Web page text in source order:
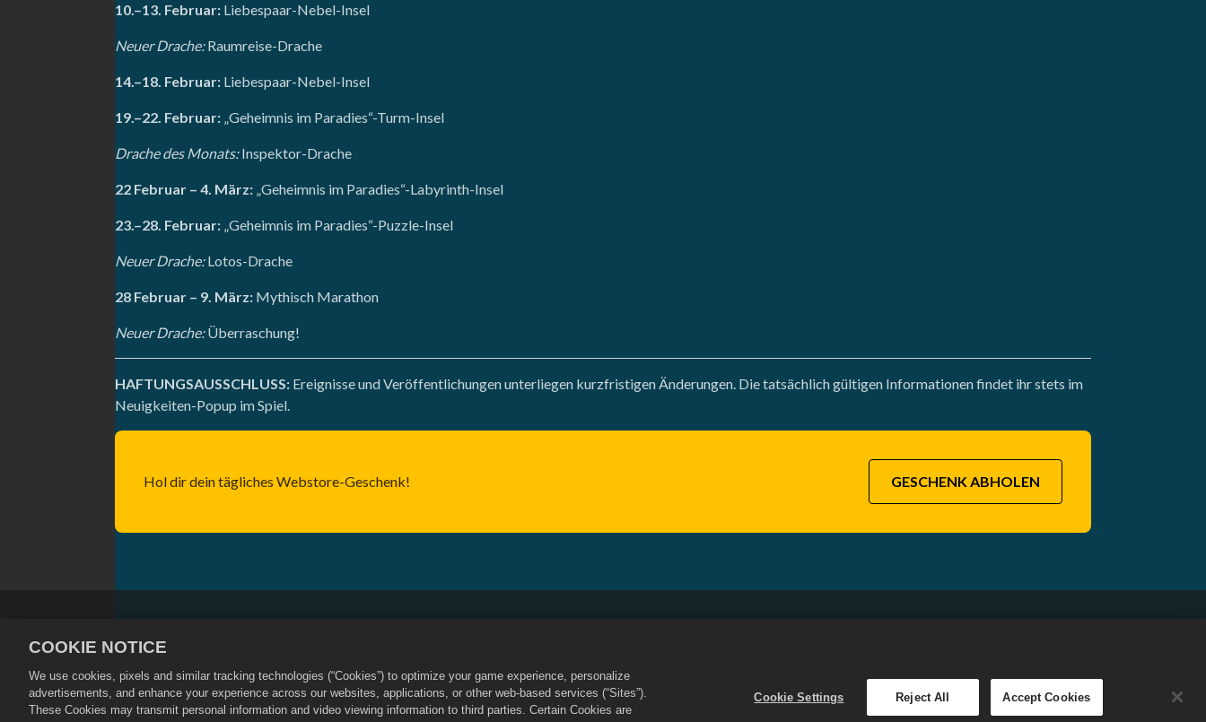
10.–13. Februar: Liebespaar-Nebel-Insel
Neuer Drache:Raumreise-Drache
14.–18. Februar: Liebespaar-Nebel-Insel
19.–22. Februar: „Geheimnis im Paradies“-Turm-Insel
Drache des Monats:Inspektor-Drache
22 Februar – 4. März: „Geheimnis im Paradies“-Labyrinth-Insel
23.–28. Februar: „Geheimnis im Paradies“-Puzzle-Insel
Neuer Drache:Lotos-Drache
28 Februar – 9. März: Mythisch Marathon
Neuer Drache:Überraschung!
HAFTUNGSAUSSCHLUSS: Ereignisse und Veröffentlichungen unterliegen kurzfristigen Änderungen. Die tatsächlich gültigen Informationen findet ihr stets im
Neuigkeiten-Popup im Spiel.
Hol dir dein tägliches Webstore-Geschenk! GESCHENK ABHOLEN
Social Point S.L. Dragon City und Dragon City-Logo sind Markenzeichen von Social Point S.L. Alle Rechte
vorbehalten. Der Dragon City Store wird von Zynga, Inc. betrieben. Angebote nur in Dragon City gültig. Angebote und
Preise unterscheiden sich je nach Region.
COOKIE NOTICE
We use cookies, pixels and similar tracking technologies (“Cookies”) to optimize your game experience, personalize
advertisements, and enhance your experience across our websites, applications, or other web-based services (“Sites”).
These Cookies may transmit personal information and video viewing information to third parties. Certain Cookies are
Cookie Settings Reject All Accept Cookies